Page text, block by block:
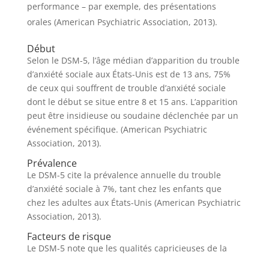
performance – par exemple, des présentations
orales (American Psychiatric Association, 2013).
Début
Selon le DSM-5, l’âge médian d’apparition du trouble
d’anxiété sociale aux États-Unis est de 13 ans, 75%
de ceux qui souffrent de trouble d’anxiété sociale
dont le début se situe entre 8 et 15 ans. L’apparition
peut être insidieuse ou soudaine déclenchée par un
événement spécifique. (American Psychiatric
Association, 2013).
Prévalence
Le DSM-5 cite la prévalence annuelle du trouble
d’anxiété sociale à 7%, tant chez les enfants que
chez les adultes aux États-Unis (American Psychiatric
Association, 2013).
Facteurs de risque
Le DSM-5 note que les qualités capricieuses de la